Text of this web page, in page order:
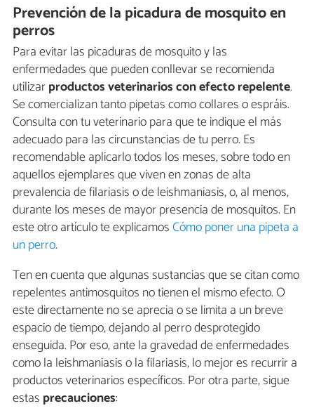
Prevención de la picadura de mosquito en
perros
Para evitar las picaduras de mosquito y las
enfermedades que pueden conllevar se recomienda
utilizarproductos veterinarios con efecto repelente.
Se comercializan tanto pipetas como collares o espráis.
Consulta con tu veterinario para que te indique el más
adecuado para las circunstancias de tu perro. Es
recomendable aplicarlo todos los meses, sobre todo en
aquellos ejemplares que viven en zonas de alta
prevalencia de filariasis o de leishmaniasis, o, al menos,
durante los meses de mayor presencia de mosquitos. En
este otro artículo te explicamosCómo poner una pipeta a
un perro.
Ten en cuenta que algunas sustancias que se citan como
repelentes antimosquitos no tienen el mismo efecto. O
este directamente no se aprecia o se limita a un breve
espacio de tiempo, dejando al perro desprotegido
enseguida. Por eso, ante la gravedad de enfermedades
como la leishmaniasis o la filariasis, lo mejor es recurrir a
productos veterinarios específicos. Por otra parte, sigue
estas precauciones: